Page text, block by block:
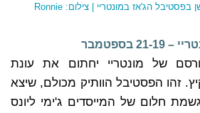
מופע של להקת נקסט ג'נריישן בפסטיבל הג'אז במונטריי | צילום: Ronnie
בספטמבר
של מונטריי יחתום את עונת
זהו הפסטיבל הוותיק מכולם, שיצא
והיה הגשמת חלום של המייסדים ג'ימי ליונס